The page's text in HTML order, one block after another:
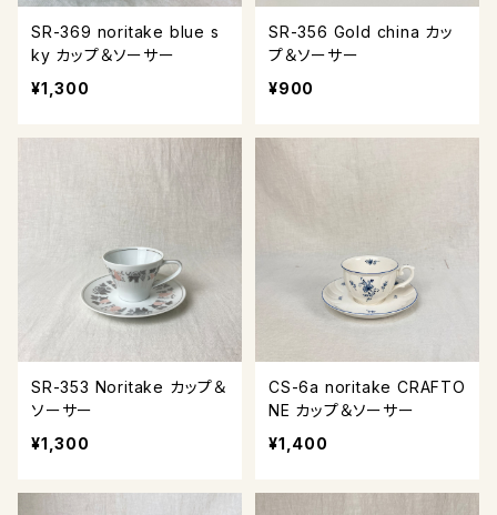
SR-369 noritake blue s
ky カップ＆ソーサー
¥1,300
SR-356 Gold china カッ
プ＆ソーサー
¥900
SR-353 Noritake カップ＆
ソーサー
¥1,300
CS-6a noritake CRAFTO
NE カップ＆ソーサー
¥1,400